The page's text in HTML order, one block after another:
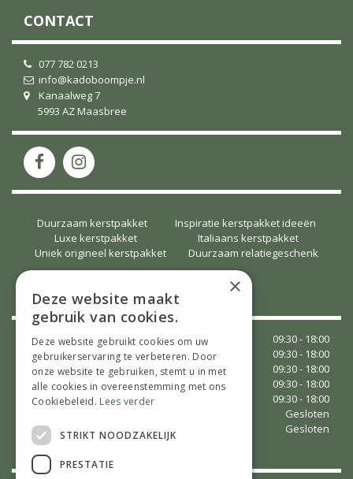
CONTACT
077 782 0213
info@kadoboompje.nl
Kanaalweg 7
5993 AZ Maasbree
Duurzaam kerstpakket
Inspiratie kerstpakket ideeën
Luxe kerstpakket
Italiaans kerstpakket
Uniek origineel kerstpakket
Duurzaam relatiegeschenk
OPENINGSTIJDEN
Maandag
09:30 - 18:00
Dinsdag
09:30 - 18:00
Woensdag
09:30 - 18:00
Donderdag
09:30 - 18:00
Vrijdag
09:30 - 18:00
Gesloten
Zondag
Gesloten
×
Deze website maakt
gebruik van cookies.
Deze website gebruikt cookies om uw
gebruikerservaring te verbeteren. Door
onze website te gebruiken, stemt u in met
alle cookies in overeenstemming met ons
Cookiebeleid. Lees verder
STRIKT NOODZAKELIJK
PRESTATIE